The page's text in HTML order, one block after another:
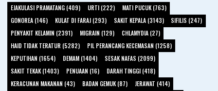
EJAKULASI PRAMATANG (409) URTI (222)
MATI PUCUK (763)
GONOREA (146)
KULAT DI FARAJ (293) SAKIT KEPALA (3143)
SIFILIS (247)
PENYAKIT KELAMIN (2391)
MIGRAIN (129)
CHLAMYDIA (27)
HAID TIDAK TERATUR (5282)
PIL PERANCANG KECEMASAN (1258)
KEPUTIHAN (1654)
DEMAM (1404)
SESAK NAFAS (2099)
SAKIT TEKAK (1403)
PENUAAN (16)
DARAH TINGGI (418)
KERACUNAN MAKANAN (43)
BADAN GEMUK (87)
JERAWAT (414)